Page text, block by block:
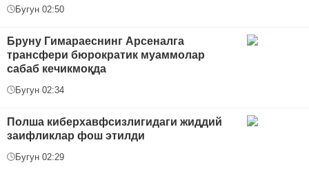
Бугун 02:50
Бруну Гимараеснинг Арсеналга
трансфери бюрократик муаммолар
сабаб кечикмоқда
Бугун 02:34
Полша киберхавфсизлигидаги жиддий
заифликлар фош этилди
Бугун 02:29